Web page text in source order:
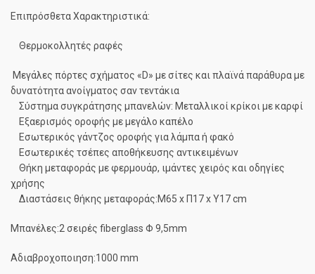
Επιπρόσθετα Χαρακτηριστικά:
Θερμοκολλητές ραφές
Μεγάλες πόρτες σχήματος «D» με σίτες και πλαϊνά παράθυρα με
δυνατότητα ανοίγματος σαν τεντάκια
Σύστημα συγκράτησης μπανελών: Μεταλλικοί κρίκοι με καρφί
Εξαερισµός οροφής µε µεγάλο καπέλο
Εσωτερικός γάντζος οροφής για λάμπα ή φακό
Εσωτερικές τσέπες αποθήκευσης αντικειμένων
Θήκη μεταφοράς με φερμουάρ, ιμάντες χειρός και οδηγίες
χρήσης
Διαστάσεις θήκης μεταφοράς:M65 x Π17 x Υ17 cm
Μπανέλες:2 σειρές fiberglass Φ 9,5mm
Αδιαβροχοποιηση:1000 mm